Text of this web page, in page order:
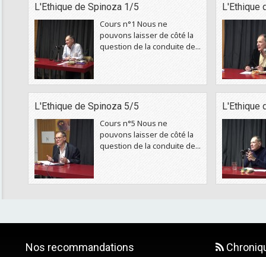
L'Ethique de Spinoza 1/5
Cours n°1 Nous ne
pouvons laisser de côté la
question de la conduite de...
L'Ethique
L'Ethique de Spinoza 5/5
Cours n°5 Nous ne
pouvons laisser de côté la
question de la conduite de...
L'Ethique
Nos recommandations